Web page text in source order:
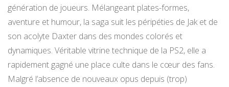
génération de joueurs. Mélangeant plates-formes,
aventure et humour, la saga suit les péripéties de Jak et de
son acolyte Daxter dans des mondes colorés et
dynamiques. Véritable vitrine technique de la PS2, elle a
rapidement gagné une place culte dans le cœur des fans.
Malgré l’absence de nouveaux opus depuis (trop)